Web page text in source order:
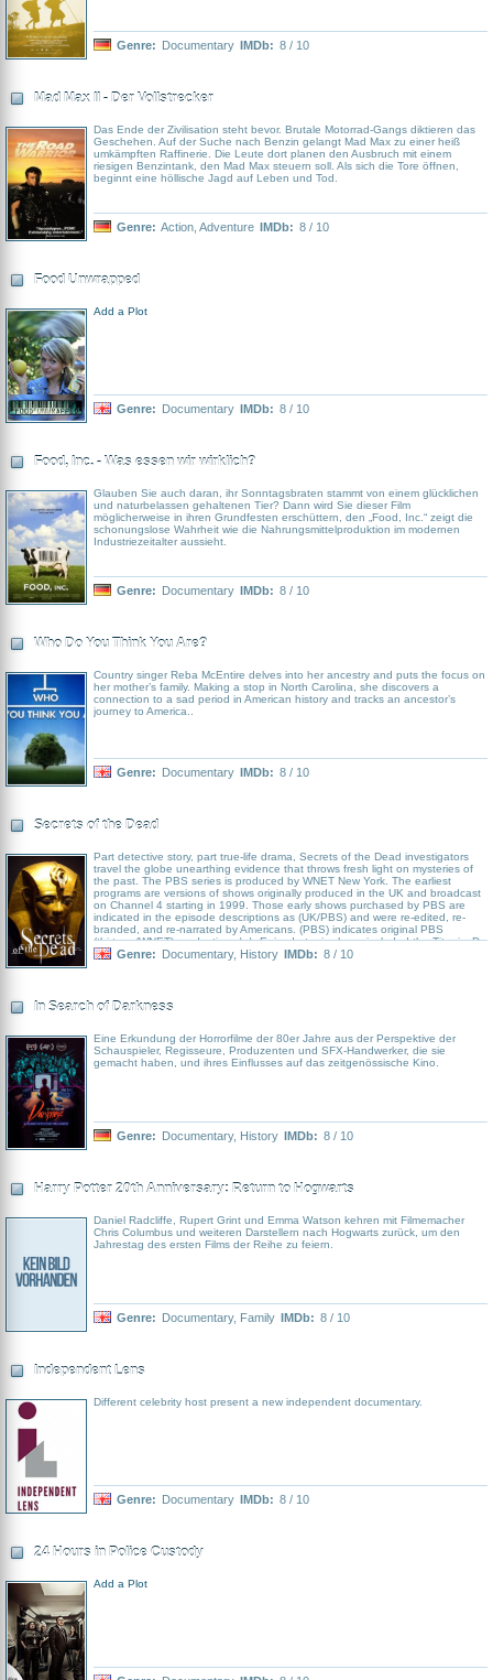
Genre: Documentary IMDb: 8 / 10
Mad Max II - Der Vollstrecker
Das Ende der Zivilisation steht bevor. Brutale Motorrad-Gangs diktieren das
Geschehen. Auf der Suche nach Benzin gelangt Mad Max zu einer heiß
umkämpften Raffinerie. Die Leute dort planen den Ausbruch mit einem
riesigen Benzintank, den Mad Max steuern soll. Als sich die Tore öffnen,
beginnt eine höllische Jagd auf Leben und Tod.
Genre: Action Adventure IMDb: 8 / 10
Food Unwrapped
Add a Plot
Genre: Documentary IMDb: 8 / 10
Food, Inc. - Was essen wir wirklich?
Glauben Sie auch daran, ihr Sonntagsbraten stammt von einem glücklichen
und naturbelassen gehaltenen Tier? Dann wird Sie dieser Film
möglicherweise in ihren Grundfesten erschüttern, den „Food, Inc.“ zeigt die
schonungslose Wahrheit wie die Nahrungsmittelproduktion im modernen
Industriezeitalter aussieht.
Genre: Documentary IMDb: 8 / 10
Who Do You Think You Are?
Country singer Reba McEntire delves into her ancestry and puts the focus on
her mother’s family. Making a stop in North Carolina, she discovers a
connection to a sad period in American history and tracks an ancestor’s
journey to America..
Genre: Documentary IMDb: 8 / 10
Secrets of the Dead
Part detective story, part true-life drama, Secrets of the Dead investigators
travel the globe unearthing evidence that throws fresh light on mysteries of
the past. The PBS series is produced by WNET New York. The earliest
programs are versions of shows originally produced in the UK and broadcast
on Channel 4 starting in 1999. Those early shows purchased by PBS are
indicated in the episode descriptions as (UK/PBS) and were re-edited, re-
branded, and re-narrated by Americans. (PBS) indicates original PBS
(thirteen/WNET) productions.\n\nEpisode topics have included the Titanic, D-
Day, the Shroud of Turin, the Salem Witch Trials, Blackbeard's lost ship, and
episode to episode but are edited to fit into an hour time slot for PBS.
Genre: Documentary, History IMDb: 8 / 10
In Search of Darkness
Eine Erkundung der Horrorfilme der 80er Jahre aus der Perspektive der
Schauspieler, Regisseure, Produzenten und SFX-Handwerker, die sie
gemacht haben, und ihres Einflusses auf das zeitgenössische Kino.
Genre: Documentary, History IMDb: 8 / 10
Harry Potter 20th Anniversary: Return to Hogwarts
Daniel Radcliffe, Rupert Grint und Emma Watson kehren mit Filmemacher
Chris Columbus und weiteren Darstellern nach Hogwarts zurück, um den
Jahrestag des ersten Films der Reihe zu feiern.
Genre: Documentary, Family IMDb: 8 / 10
Independent Lens
Different celebrity host present a new independent documentary.
Genre: Documentary IMDb: 8 / 10
24 Hours in Police Custody
Add a Plot